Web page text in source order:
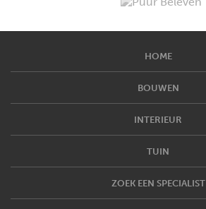
HOME
BOUWEN
INTERIEUR
TUIN
ZOEK EEN SPECIALIST